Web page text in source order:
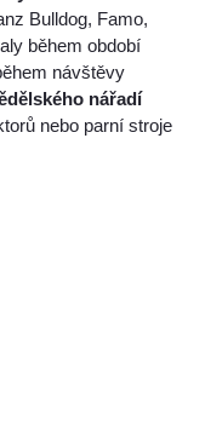
Bulldog, Famo,
během období
návštěvy
nářadí
nebo parní stroje